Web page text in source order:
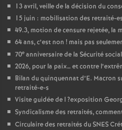
13 avril, veille de la décision du
15 juin : mobilisation des retraité-es
49.3, motion de censure rejetée, la
64 ans, c’est non ! mais pas
70e anniversaire de la Sécurité
2026, pour la paix… et contre
Bilan du quinquennat d’E. Macron
retraité-e-s
Visite guidée de l?exposition
Syndicalisme des retraités,
Circulaire des retraités duSNES